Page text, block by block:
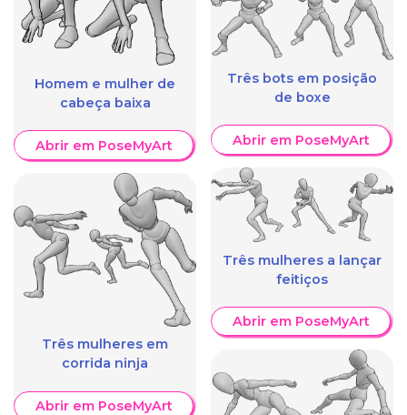
Homem e mulher de
cabeça baixa
Abrir em PoseMyArt
Três mulheres em
corrida ninja
Abrir em PoseMyArt
Três bots em posição
de boxe
Abrir em PoseMyArt
Três mulheres a lançar
feitiços
Abrir em PoseMyArt